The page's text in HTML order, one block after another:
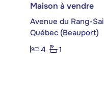
Maison à vendre
Avenue du Rang-
Québec (Beauport)
4
1